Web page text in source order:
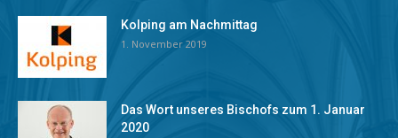
Kolping am Nachmittag
1. November 2019
Das Wort unseres Bischofs zum 1. Januar
2020